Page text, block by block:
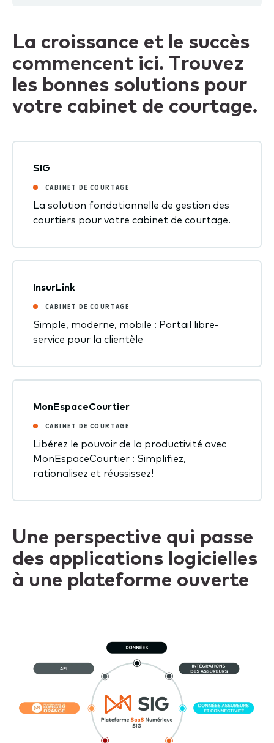
La croissance et le succès
commencent ici. Trouvez
les bonnes solutions pour
votre cabinet de courtage.
SIG
CABINET DE COURTAGE
La solution fondationnelle de gestion des
courtiers pour votre cabinet de courtage.
InsurLink
CABINET DE COURTAGE
Simple, moderne, mobile : Portail libre-
service pour la clientèle
MonEspaceCourtier
CABINET DE COURTAGE
Libérez le pouvoir de la productivité avec
MonEspaceCourtier : Simplifiez,
rationalisez et réussissez!
Une perspective qui passe
des applications logicielles
à une plateforme ouverte